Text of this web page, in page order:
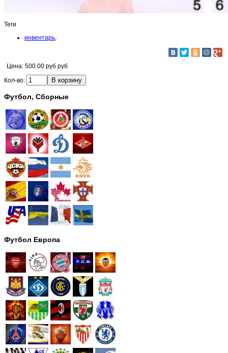
Теги
инвентарь,
Цена: 500.00 руб руб
Кол-во:
Футбол, Сборные
Футбол Европа